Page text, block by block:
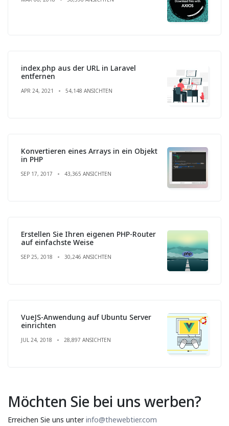
index.php aus der URL in Laravel
entfernen
APR 24, 2021 54,148 ANSICHTEN
Konvertieren eines Arrays in ein Objekt
in PHP
SEP 17, 2017 43,365 ANSICHTEN
Erstellen Sie Ihren eigenen PHP-Router
auf einfachste Weise
SEP 25, 2018 30,246 ANSICHTEN
VueJS-Anwendung auf Ubuntu Server
einrichten
JUL 24, 2018 28,897 ANSICHTEN
Möchten Sie bei uns werben?
Erreichen Sie uns unterinfo@thewebtier.com